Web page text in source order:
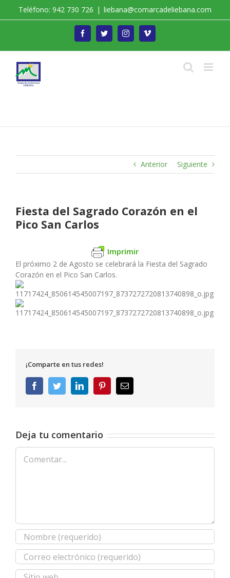
Teléfono: 942 730 726 | liebana@comarcadeliebana.com
FacebookTwitterInstagramVimeo
Anterior Siguiente
Fiesta del Sagrado Corazón en el
Pico San Carlos
Imprimir
El próximo 2 de Agosto se celebrará la Fiesta del Sagrado
Corazón en el Pico San Carlos.
¡Comparte en tus redes!
FacebookTwitterLinkedInPinterestCorreo
electrónico
Deja tu comentario
Comentar